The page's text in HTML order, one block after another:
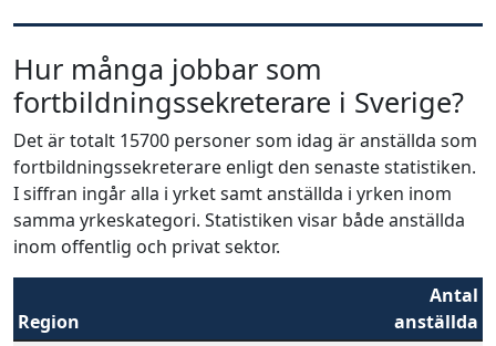
Hur många jobbar som
fortbildningssekreterare i Sverige?
Det är totalt 15700 personer som idag är anställda som
fortbildningssekreterare enligt den senaste statistiken.
I siffran ingår alla i yrket samt anställda i yrken inom
samma yrkeskategori. Statistiken visar både anställda
inom offentlig och privat sektor.
Region
Antal
anställda